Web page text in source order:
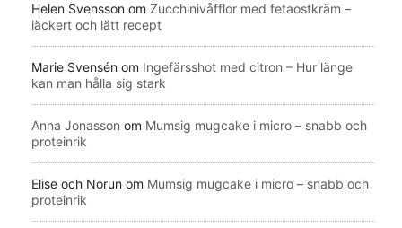
Helen Svensson om Zucchinivåfflor med fetaostkräm –
läckert och lätt recept
Marie Svensén om Ingefärsshot med citron – Hur länge
kan man hålla sig stark
Anna Jonasson om Mumsig mugcake i micro – snabb och
proteinrik
Elise och Norun om Mumsig mugcake i micro – snabb och
proteinrik